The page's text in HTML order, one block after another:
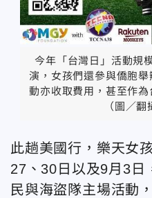
今年「台灣日」活動規
演，女孩們還參與僑胞
動亦收取費用，甚至作
（圖／翻
此趟美國行，樂天女
27、30日以及9月3日
民與海盜隊主場活動